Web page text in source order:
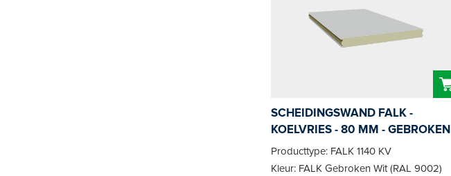
SCHEIDINGSWAND FALK -
KOELVRIES - 80 MM - GEBROKEN
WIT
Producttype: FALK 1140 KV
Kleur: FALK Gebroken Wit (RAL 9002)